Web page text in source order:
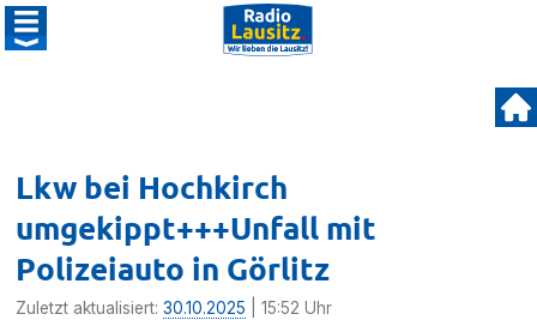
Lkw bei Hochkirch
umgekippt+++Unfall mit
Polizeiauto in Görlitz
Zuletzt aktualisiert:30.10.2025 | 15:52 Uhr